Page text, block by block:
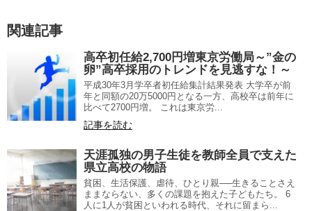
関連記事
高卒初任給2,700円増東京労働局～”金の
卵”高卒採用のトレンドを見逃すな！～
平成30年3月学卒者初任給集計結果発表 大学卒が前
年と同額の20万5000円となる一方、高校卒は前年に
比べて2700円増。 これは東京労...
記事を読む
天涯孤独の男子生徒を教師全員で支えた
県立高校の物語
貧困、生活保護、虐待、ひとり親──生きることさえ
ままならない、多くの課題を抱えた子どもたち。 6
人に1人が貧困といわれる時代、それに留まら...